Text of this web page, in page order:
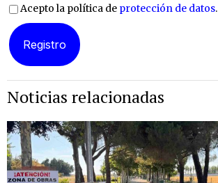
Acepto la política de protección de datos.
Noticias relacionadas